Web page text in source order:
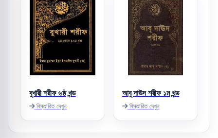
বুখারী শরীফ ৬ষ্ঠ খন্ড
বিস্তারিত দেখুন
আবু দাঊদ শরীফ ১ম খন্ড
বিস্তারিত দেখুন